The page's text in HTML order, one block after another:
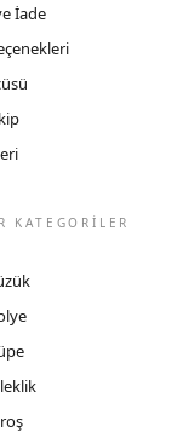
İade
KATEGORİLER